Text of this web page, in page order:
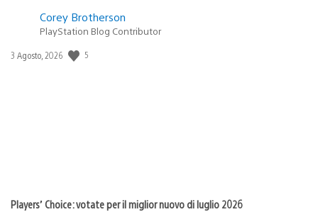
Corey Brotherson
PlayStation Blog Contributor
Data
3 Agosto, 2026 5
Players’ Choice: votate per il miglior nuovo di luglio 2026